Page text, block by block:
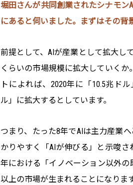
堀田さんが共同創業されたシナモン
にあると伺いました。まずはその背
前提として、AIが産業として拡大し
くらいの市場規模に拡大していくか
トによれば、2020年に「10.5兆ド
ル」に拡大するとしています。
つまり、たった8年でAIは主力産業
かりやすく「AIが伸びる」と示唆
年における「イノベーション以外
以上の市場が生まれることになります